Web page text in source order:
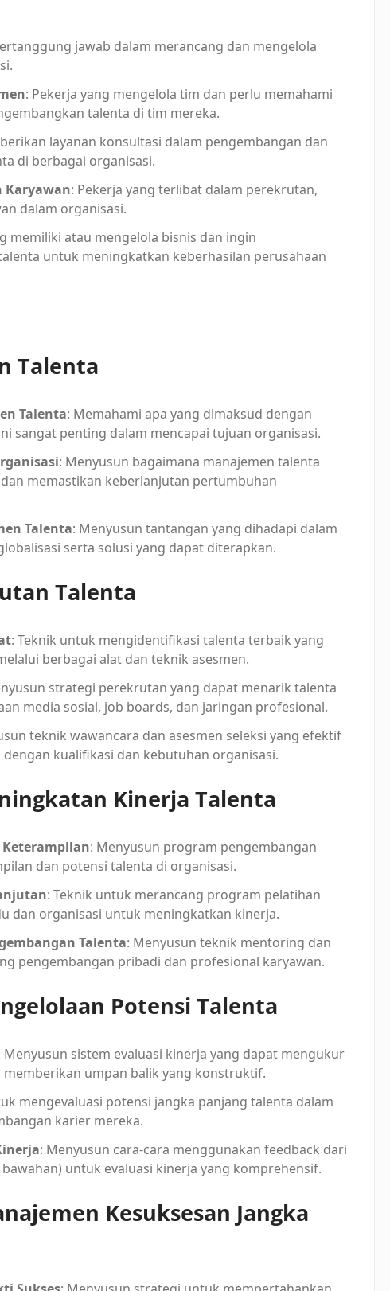
jawab dalam merancang dan mengelola
: Pekerja yang mengelola tim dan perlu memahami
talenta di tim mereka.
layanan konsultasi dalam pengembangan dan
di berbagai organisasi.
Karyawan: Pekerja yang terlibat dalam perekrutan,
dalam organisasi.
memiliki atau mengelola bisnis dan ingin
untuk meningkatkan keberhasilan perusahaan
Talenta
Talenta: Memahami apa yang dimaksud dengan
sangat penting dalam mencapai tujuan organisasi.
: Menyusun bagaimana manajemen talenta
memastikan keberlanjutan pertumbuhan
Talenta: Menyusun tantangan yang dihadapi dalam
serta solusi yang dapat diterapkan.
Talenta
: Teknik untuk mengidentifikasi talenta terbaik yang
berbagai alat dan teknik asesmen.
strategi perekrutan yang dapat menarik talenta
media sosial, job boards, dan jaringan profesional.
teknik wawancara dan asesmen seleksi yang efektif
kualifikasi dan kebutuhan organisasi.
Kinerja Talenta
: Menyusun program pengembangan
dan potensi talenta di organisasi.
: Teknik untuk merancang program pelatihan
dan organisasi untuk meningkatkan kinerja.
Talenta: Menyusun teknik mentoring dan
pengembangan pribadi dan profesional karyawan.
Potensi Talenta
Menyusun sistem evaluasi kinerja yang dapat mengukur
umpan balik yang konstruktif.
mengevaluasi potensi jangka panjang talenta dalam
karier mereka.
: Menyusun cara-cara menggunakan feedback dari
untuk evaluasi kinerja yang komprehensif.
Kesuksesan Jangka